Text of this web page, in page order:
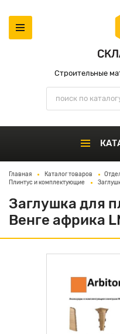
Строительные
Главная Каталог товаров
Плинтус и комплектующие
Заглушка для
Венге африка